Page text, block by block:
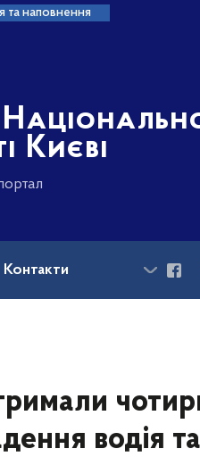
та наповнення
Києві
Контакти
водія